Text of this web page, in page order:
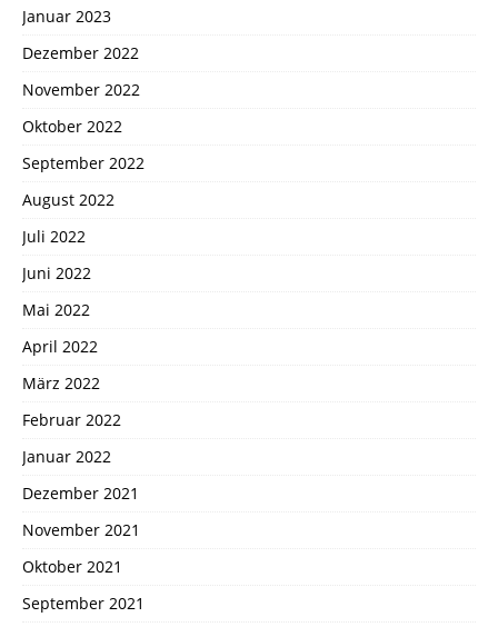
Januar 2023
Dezember 2022
November 2022
Oktober 2022
September 2022
August 2022
Juli 2022
Juni 2022
Mai 2022
April 2022
März 2022
Februar 2022
Januar 2022
Dezember 2021
November 2021
Oktober 2021
September 2021